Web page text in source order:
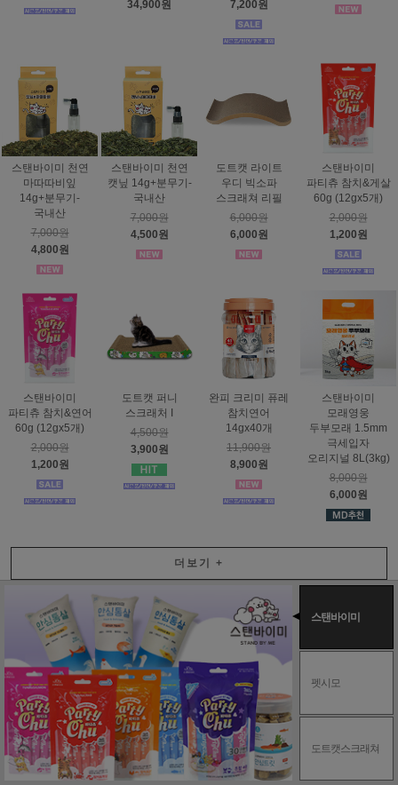
34,900원
7,200원
스탠바이미 천연
마따따비잎
14g+분무기-
국내산
7,000원
4,800원
스탠바이미 천연
캣닢 14g+분무기-
국내산
7,000원
4,500원
도트캣 라이트
우디 빅소파
스크래쳐 리필
6,000원
6,000원
스탠바이미
파티츄 참치&게살
60g (12gx5개)
2,000원
1,200원
스탠바이미
파티츄 참치&연어
60g (12gx5개)
2,000원
1,200원
도트캣 퍼니
스크래처 I
4,500원
3,900원
완피 크리미 퓨레
참치연어
14gx40개
11,900원
8,900원
스탠바이미
모래영웅
두부모래 1.5mm
극세입자
오리지널 8L(3kg)
8,000원
6,000원
더보기 +
스탠바이미
펫시모
도트캣스크래쳐